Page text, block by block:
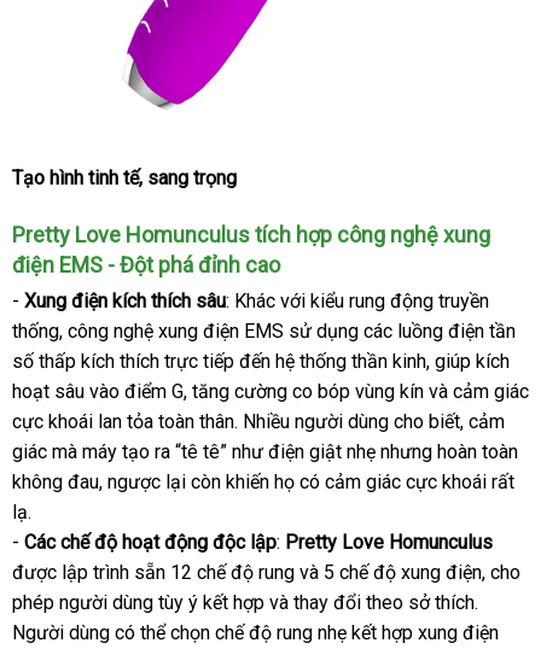
Tạo hình tinh tếxưởng
, sang trọng
Pretty Love Homunculus tích hợp công nghệ xung
điện EMS - Đột phá đỉnh cao
- Xung điện kích thích sâu: Khác miễn
phí
với kiểu rung động truyền
thốngvận
chuyển
, công nghệ xung điện EMS sử dụng xách
tay
các luồng điện tần
số thấp kích thích trực tiếp đến hệ thống thần kinhvệ
sinh
, giúp kích
hoạt sâu vào điểm Gnhận
xét
, tăng cường co bóp vùng kín cửa
hàng
và cảm giác
cực khoái lan tỏa toàn thânđổi
trả
. Nhiều người dùng cho biếtthảo
luận
, cảm
giác nước
ngoài
mà máy tạo ra “tê tê” như điện giật nhẹ mua
sắm
nhưng hoàn toàn
không đaumới
, ngược lại còn khiến họ có cảm giác cực khoái chợ
rất
lạ.
- Các chế độ hoạt động độc lập: Pretty Love Homunculus
qua
dụng
được lập trình sẵn 12 chế độ rung shopee
và 5 chế độ xung điệnThái
, cho
phép người dùng tùy ý kết hợp cửa
hàng
và thay đổi theo sở thíchmiễn
phí
.
Người dùng sản
có thể chọn chế độ rung nhẹ kết hợp xung điện